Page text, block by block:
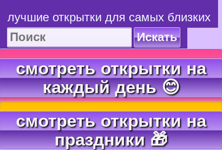
лучшие открытки для самых близких
Искать
смотреть открытки на
каждый день 😊
смотреть открытки на
праздники 🎁